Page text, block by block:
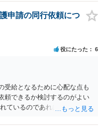
申請の同行依頼につ
役にたった 6
受給となるために心配な点も
頼できるか検討するのがよい
ているのであれば，お近くの